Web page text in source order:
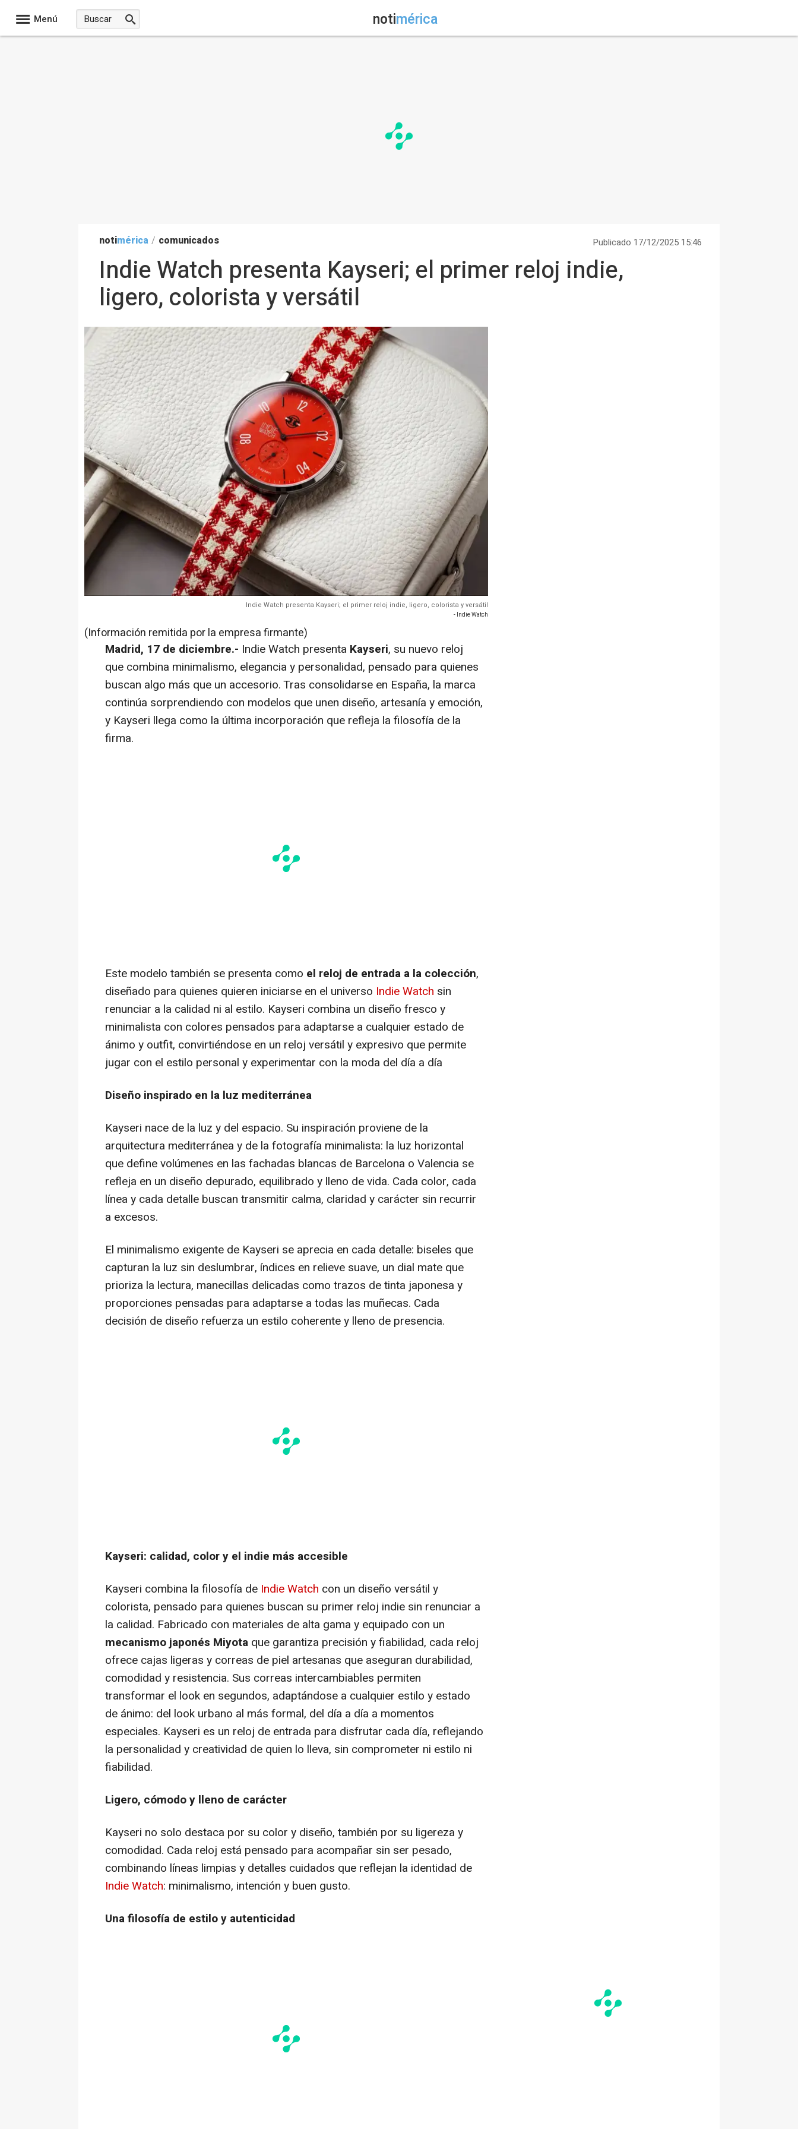
Menú notimérica
notimérica / comunicados Publicado 17/12/2025 15:46
Indie Watch presenta Kayseri; el primer reloj indie,
ligero, colorista y versátil
Indie Watch presenta Kayseri; el primer reloj indie, ligero, colorista y versátil
- Indie Watch
(Información remitida por la empresa firmante)
Madrid, 17 de diciembre.- Indie Watch presenta Kayseri, su nuevo reloj
que combina minimalismo, elegancia y personalidad, pensado para quienes
buscan algo más que un accesorio. Tras consolidarse en España, la marca
continúa sorprendiendo con modelos que unen diseño, artesanía y emoción,
y Kayseri llega como la última incorporación que refleja la filosofía de la
firma.
Este modelo también se presenta como el reloj de entrada a la colección,
diseñado para quienes quieren iniciarse en el universo Indie Watch sin
renunciar a la calidad ni al estilo. Kayseri combina un diseño fresco y
minimalista con colores pensados para adaptarse a cualquier estado de
ánimo y outfit, convirtiéndose en un reloj versátil y expresivo que permite
jugar con el estilo personal y experimentar con la moda del día a día
Diseño inspirado en la luz mediterránea
Kayseri nace de la luz y del espacio. Su inspiración proviene de la
arquitectura mediterránea y de la fotografía minimalista: la luz horizontal
que define volúmenes en las fachadas blancas de Barcelona o Valencia se
refleja en un diseño depurado, equilibrado y lleno de vida. Cada color, cada
línea y cada detalle buscan transmitir calma, claridad y carácter sin recurrir
a excesos.
El minimalismo exigente de Kayseri se aprecia en cada detalle: biseles que
capturan la luz sin deslumbrar, índices en relieve suave, un dial mate que
prioriza la lectura, manecillas delicadas como trazos de tinta japonesa y
proporciones pensadas para adaptarse a todas las muñecas. Cada
decisión de diseño refuerza un estilo coherente y lleno de presencia.
Kayseri: calidad, color y el indie más accesible
Kayseri combina la filosofía de Indie Watch con un diseño versátil y
colorista, pensado para quienes buscan su primer reloj indie sin renunciar a
la calidad. Fabricado con materiales de alta gama y equipado con un
mecanismo japonés Miyota que garantiza precisión y fiabilidad, cada reloj
ofrece cajas ligeras y correas de piel artesanas que aseguran durabilidad,
comodidad y resistencia. Sus correas intercambiables permiten
transformar el look en segundos, adaptándose a cualquier estilo y estado
de ánimo: del look urbano al más formal, del día a día a momentos
especiales. Kayseri es un reloj de entrada para disfrutar cada día, reflejando
la personalidad y creatividad de quien lo lleva, sin comprometer ni estilo ni
fiabilidad.
Ligero, cómodo y lleno de carácter
Kayseri no solo destaca por su color y diseño, también por su ligereza y
comodidad. Cada reloj está pensado para acompañar sin ser pesado,
combinando líneas limpias y detalles cuidados que reflejan la identidad de
Indie Watch: minimalismo, intención y buen gusto.
Una filosofía de estilo y autenticidad